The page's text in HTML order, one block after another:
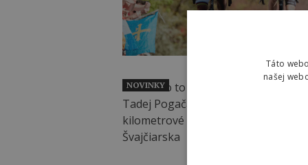
NOVINKY
Táto
našej